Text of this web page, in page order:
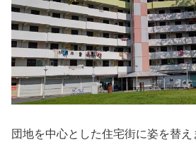
団地を中心とした住宅街に姿を替え